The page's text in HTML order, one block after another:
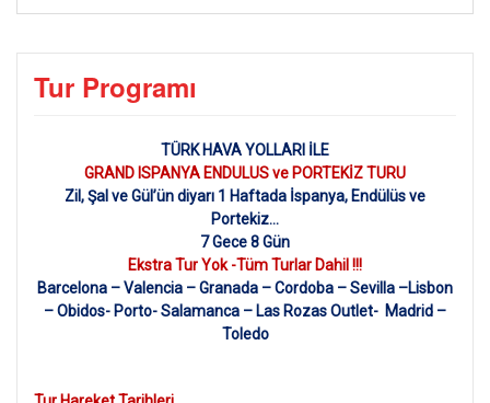
Tur Programı
TÜRK HAVA YOLLARI İLE
GRAND ISPANYA ENDULUS ve PORTEKİZ TURU
Zil, Şal ve Gül’ün diyarı 1 Haftada İspanya, Endülüs ve
Portekiz…
7 Gece 8 Gün
Ekstra Tur Yok -Tüm Turlar Dahil !!!
Barcelona – Valencia – Granada – Cordoba – Sevilla –Lisbon
– Obidos- Porto- Salamanca – Las Rozas Outlet- Madrid –
Toledo